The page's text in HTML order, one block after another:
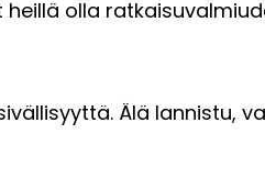
olla
Älä lannistu,